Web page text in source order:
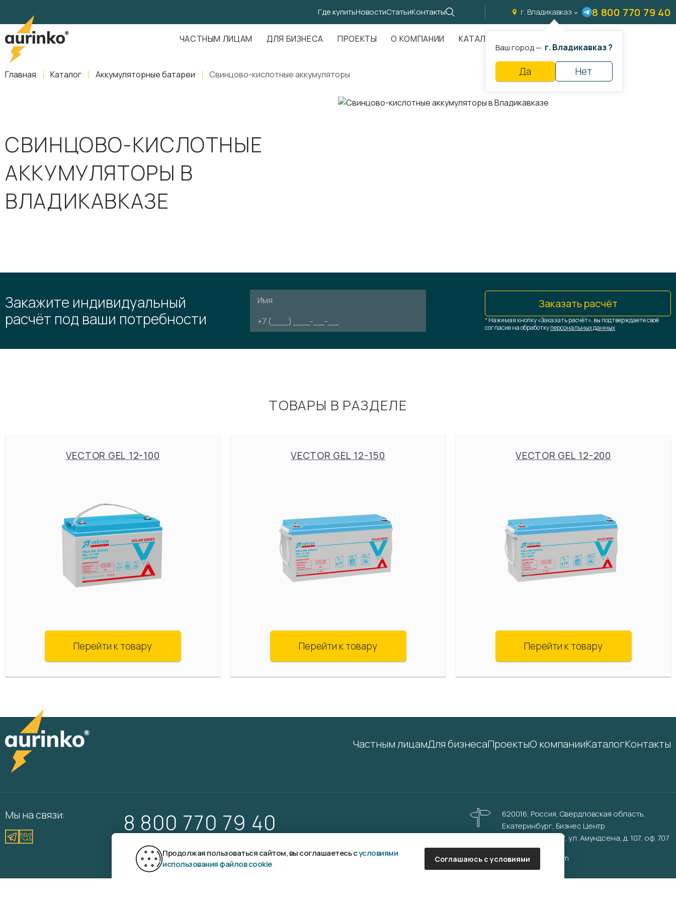
Где купитьНовостиСтатьиКонтакты г. Владикавказ
Ваш город — г. Владикавказ ?
Да Нет
8 800 770 79 40
ЧАСТНЫМ ЛИЦАМ ДЛЯ БИЗНЕСА ПРОЕКТЫ О КОМПАНИИ КАТАЛОГ
Главная Каталог Аккумуляторные батареи Свинцово-кислотные аккумуляторы
СВИНЦОВО-КИСЛОТНЫЕ
АККУМУЛЯТОРЫ В
ВЛАДИКАВКАЗЕ
Закажите индивидуальный
расчёт под ваши потребности
Заказать расчёт
*Нажимая кнопку «Заказать расчёт», вы подтверждаете своё
согласие на обработкуперсональных данных
ТОВАРЫ В РАЗДЕЛЕ
VECTOR GEL 12-100
Перейти к товару
VECTOR GEL 12-150
Перейти к товару
VECTOR GEL 12-200
Перейти к товару
Частным лицамДля бизнесаПроектыО компанииКаталогКонтакты
Мы на связи: 8 800 770 79 40
Вам перезвонить?
620016, Россия, Свердловская область,
Екатеринбург, Бизнес Центр
"Инновационный", ул. Амундсена, д. 107, оф. 707
info@aurinkos.com
,Свердловская область
ул.Амундсена, д. 107, оф. 707
info@aurinkos.com
8-800-770-79-40
Продолжая пользоваться сайтом, вы соглашаетесь сусловиями
использования файлов cookie
Соглашаюсь с условиями